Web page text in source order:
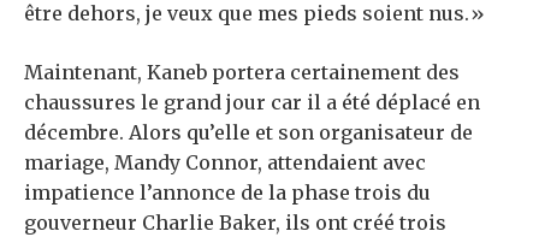
être dehors, je veux que mes pieds soient nus.»
Maintenant, Kaneb portera certainement des
chaussures le grand jour car il a été déplacé en
décembre. Alors qu’elle et son organisateur de
mariage, Mandy Connor, attendaient avec
impatience l’annonce de la phase trois du
gouverneur Charlie Baker, ils ont créé trois